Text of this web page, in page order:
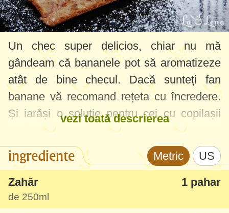
Un chec super delicios, chiar nu mă
gândeam că bananele pot să aromatizeze
atât de bine checul. Dacă sunteți fan
banane vă recomand rețeta cu încredere.
Și iarăși o soluție pentru cei cu copilașii
mofturoși, îl papă foarte bine.
vezi toată descrierea
ingrediente Metric US
Zahăr 1 pahar
de 250ml